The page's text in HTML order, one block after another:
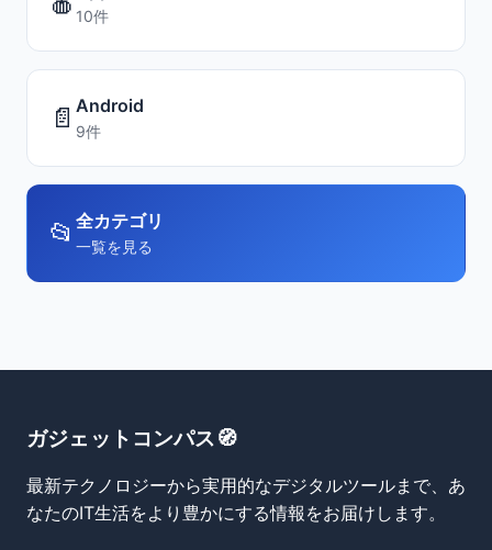
10件
📄 Android
9件
📂 全カテゴリ
一覧を見る
ガジェットコンパス🧭
最新テクノロジーから実用的なデジタルツールまで、あ
なたのIT生活をより豊かにする情報をお届けします。